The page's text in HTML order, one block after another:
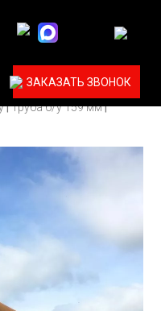
ЗАКАЗАТЬ ЗВОНОК
|Труба б/у 159 мм|